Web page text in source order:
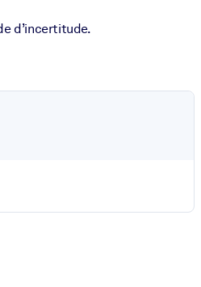
d’incertitude.